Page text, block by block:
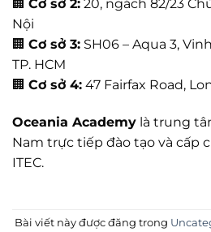
🏢 Cơ sở 2: 20, ngách 82/23
Nội
🏢 Cơ sở 3: SH06 – Aqua 3,
TP. HCM
🏢 Cơ sở 4: 47 Fairfax Road,
Oceania Academy là trung
Nam trực tiếp đào tạo và cấp
ITEC.
Bài viết này được đăng trong